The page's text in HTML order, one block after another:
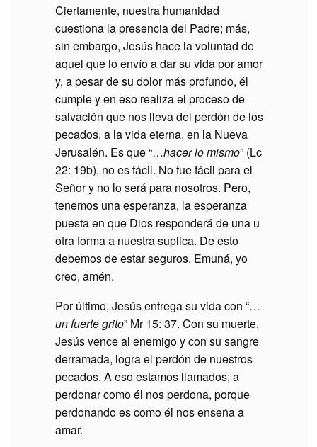
Ciertamente, nuestra humanidad
cuestiona la presencia del Padre; más,
sin embargo, Jesús hace la voluntad de
aquel que lo envío a dar su vida por amor
y, a pesar de su dolor más profundo, él
cumple y en eso realiza el proceso de
salvación que nos lleva del perdón de los
pecados, a la vida eterna, en la Nueva
Jerusalén. Es que “…hacer lo mismo” (Lc
22: 19b), no es fácil. No fue fácil para el
Señor y no lo será para nosotros. Pero,
tenemos una esperanza, la esperanza
puesta en que Dios responderá de una u
otra forma a nuestra suplica. De esto
debemos de estar seguros. Emuná, yo
creo, amén.
Por último, Jesús entrega su vida con “…
un fuerte grito” Mr 15: 37. Con su muerte,
Jesús vence al enemigo y con su sangre
derramada, logra el perdón de nuestros
pecados. A eso estamos llamados; a
perdonar como él nos perdona, porque
perdonando es como él nos enseña a
amar.